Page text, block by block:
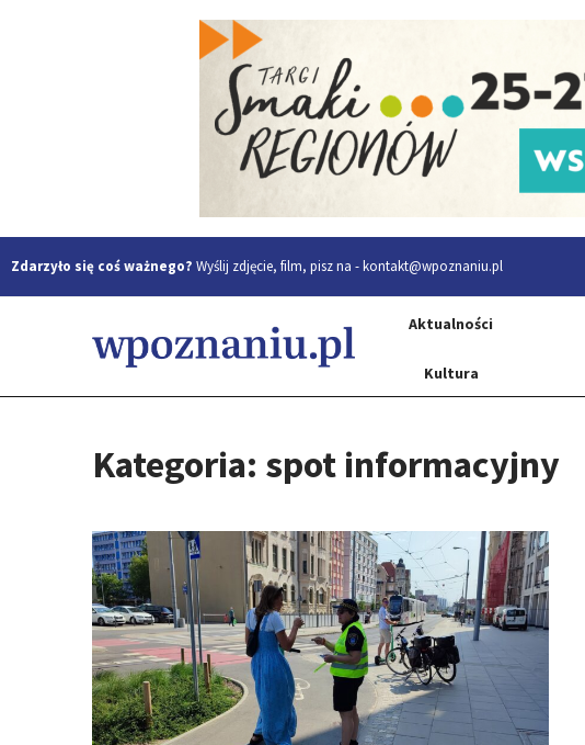
Zdarzyło się coś ważnego? Wyślij zdjęcie, film, pisz na -kontakt@wpoznaniu.pl
Aktualności
Kultura
Kategoria: spot informacyjny